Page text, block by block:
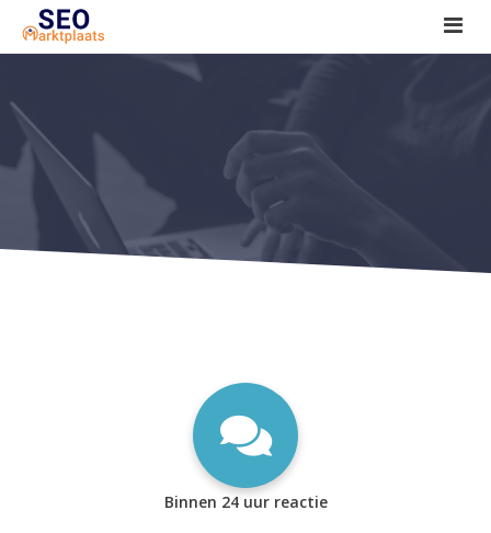
SEO tools reviews
Marketeer bij jou in de buurt?
Offerte
1. Seo voor beginners +
2. Onderzoeken +
Binnen 24 uur reactie